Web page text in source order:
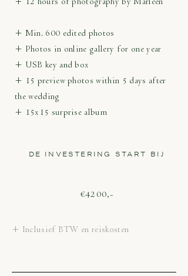
+ Min. 600 edited photos
+ Photos in online gallery for one year
+ USB key and box
+ 15 preview photos within 5 days after
the wedding
+ 15x15 surprise album
DE INVESTERING START BIJ
€4200,-
+ Inclusief BTW en reiskosten